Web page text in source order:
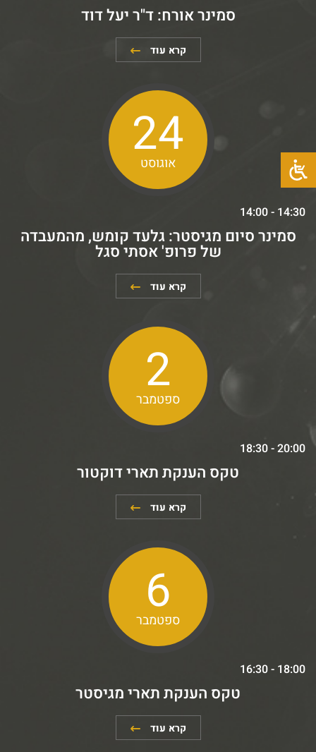
סמינר אורח: ד"ר יעל דוד
קרא עוד
24
אוגוסט
14:00 - 14:30
סמינר סיום מגיסטר: גלעד קומש, מהמעבדה
של פרופ' אסתי סגל
קרא עוד
2
ספטמבר
18:30 - 20:00
טקס הענקת תארי דוקטור
קרא עוד
6
ספטמבר
16:30 - 18:00
טקס הענקת תארי מגיסטר
קרא עוד